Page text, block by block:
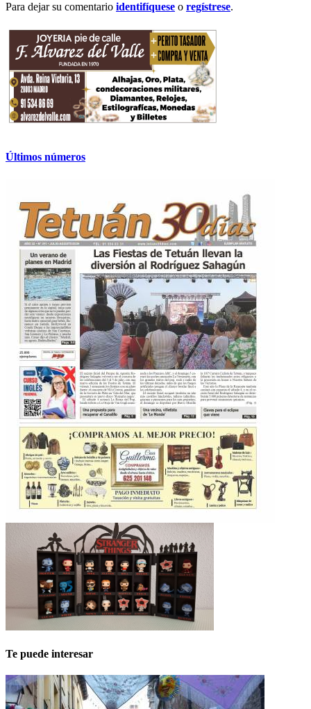
Para dejar su comentario identifíquese o regístrese.
Últimos números
Te puede interesar